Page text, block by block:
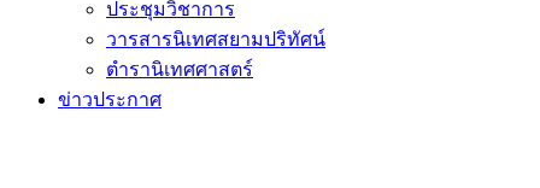
ประชุมวิชาการ
วารสารนิเทศสยามปริทัศน์
ตำรานิเทศศาสตร์
ข่าวประกาศ